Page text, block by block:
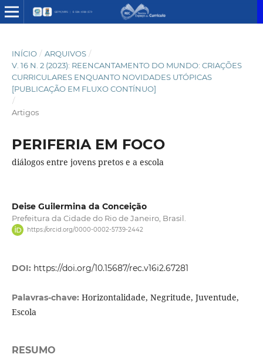
INÍCIO / ARQUIVOS /
V. 16 N. 2 (2023): REENCANTAMENTO DO MUNDO: CRIAÇÕES
CURRICULARES ENQUANTO NOVIDADES UTÓPICAS
[PUBLICAÇÃO EM FLUXO CONTÍNUO]
/
Artigos
PERIFERIA EM FOCO
diálogos entre jovens pretos e a escola
Deise Guilermina da Conceição
Prefeitura da Cidade do Rio de Janeiro, Brasil.
https://orcid.org/0000-0002-5739-2442
DOI: https://doi.org/10.15687/rec.v16i2.67281
Palavras-chave: Horizontalidade, Negritude, Juventude,
Escola
RESUMO